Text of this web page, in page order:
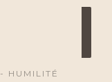
HUMILITÉ